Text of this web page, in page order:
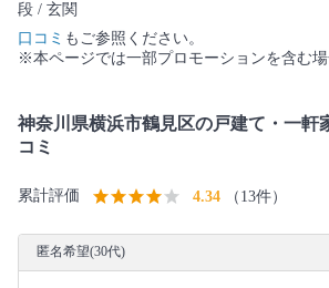
段 / 玄関
口コミ もご参照ください。
※本ページでは一部プロモーションを含む場
神奈川県横浜市鶴見区の戸建て・一軒
コミ
累計評価 4.34 （13件）
匿名希望(30代)